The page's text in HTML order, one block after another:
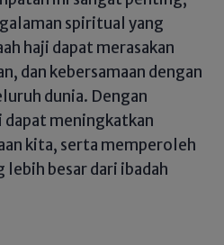
spiritual yang
haji dapat merasakan
dan kebersamaan dengan
dunia. Dengan
dapat meningkatkan
kita, serta memperoleh
besar dari ibadah